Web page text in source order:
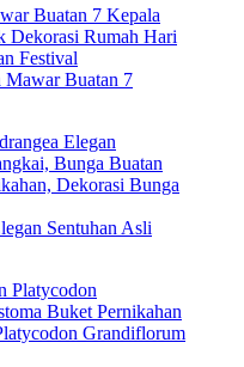
Buatan 7
Sentuhan Asli
Grandiflorum